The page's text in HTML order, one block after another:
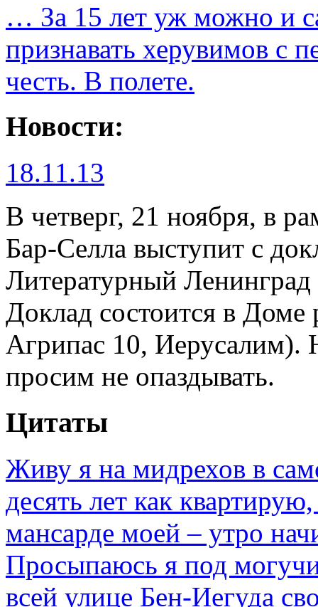
… За 15 лет уж можно и
признавать херувимов с
честь. В полете.
Новости:
18.11.13
В четверг, 21 ноября, в
Бар-Селла выступит с
Литературный
Доклад состоится в
Агрипас 10, Иерусалим).
просим не опаздывать.
Цитаты
Живу я на мидрехов в
десять лет как
мансарде моей – утро
Просыпаюсь я под
всей улице Бен-Иегуда